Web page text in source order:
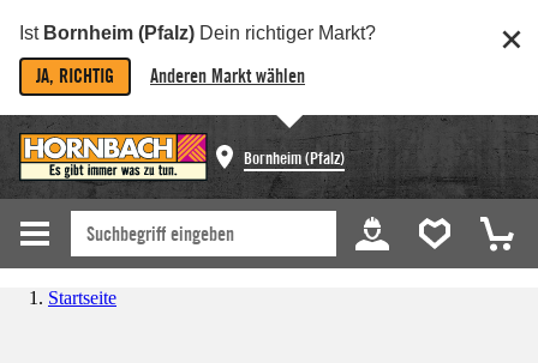
Ist Bornheim (Pfalz) Dein richtiger Markt?
JA, RICHTIG Anderen Markt wählen
Bornheim (Pfalz)
Startseite